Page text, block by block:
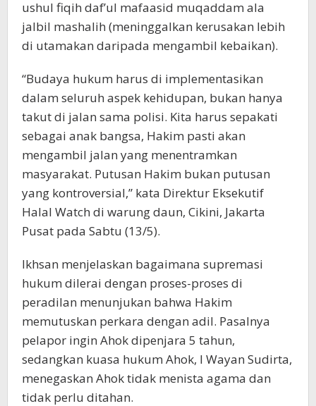
ushul fiqih daf’ul mafaasid muqaddam ala
jalbil mashalih (meninggalkan kerusakan lebih
di utamakan daripada mengambil kebaikan).
“Budaya hukum harus di implementasikan
dalam seluruh aspek kehidupan, bukan hanya
takut di jalan sama polisi. Kita harus sepakati
sebagai anak bangsa, Hakim pasti akan
mengambil jalan yang menentramkan
masyarakat. Putusan Hakim bukan putusan
yang kontroversial,” kata Direktur Eksekutif
Halal Watch di warung daun, Cikini, Jakarta
Pusat pada Sabtu (13/5).
Ikhsan menjelaskan bagaimana supremasi
hukum dilerai dengan proses-proses di
peradilan menunjukan bahwa Hakim
memutuskan perkara dengan adil. Pasalnya
pelapor ingin Ahok dipenjara 5 tahun,
sedangkan kuasa hukum Ahok, I Wayan Sudirta,
menegaskan Ahok tidak menista agama dan
tidak perlu ditahan.